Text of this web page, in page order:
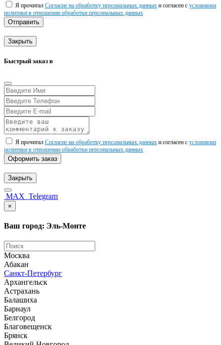
Я прочитал Согласие на обработку персональных данных и согласен с условиями
политики в отношении обработки персональных данных
Отправить
Закрыть
Быстрый заказ в
Я прочитал Согласие на обработку персональных данных и согласен с условиями
политики в отношении обработки персональных данных
Оформить заказ
Закрыть
MAX Telegram
×
Ваш город: Эль-Монте
Москва
Абакан
Санкт-Петербург
Архангельск
Астрахань
Балашиха
Барнаул
Белгород
Благовещенск
Брянск